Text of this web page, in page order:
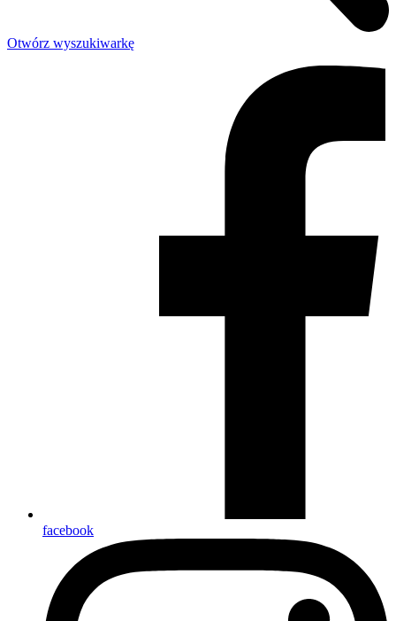
Otwórz wyszukiwarkę
facebook